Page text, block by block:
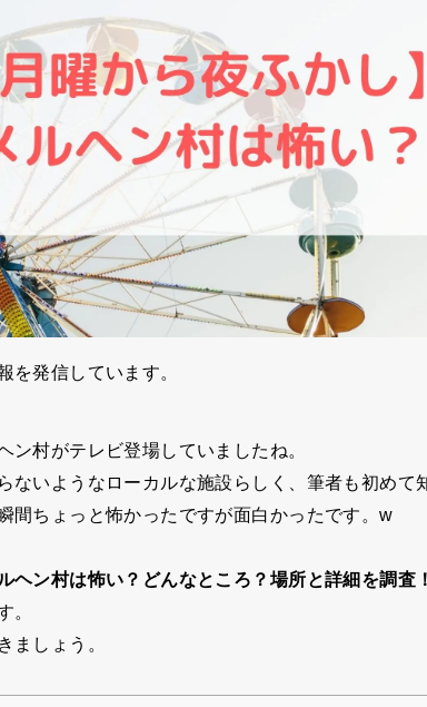
発信しています。
ン村がテレビ登場していましたね。
ないようなローカルな施設らしく、筆者も初めて
間ちょっと怖かったですが面白かったです。w
ヘン村は怖い？どんなところ？場所と詳細を調査！
。
ましょう。